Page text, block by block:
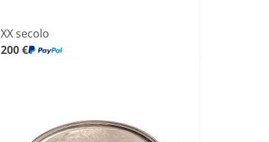
XX secolo
200 €